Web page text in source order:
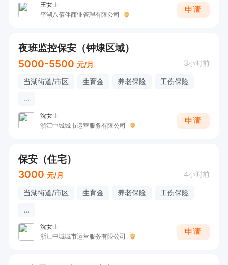
王女士
平湖八佰伴商业管理有限公司
申请
夜班监控保安（钟埭区域）
5000-5500 元/月 3小时前
当湖街道/市区 生育金 养老保险
工伤保险
...
沈女士
浙江中城城市运营服务有限公司
申请
保安（住宅）
3000 元/月 4小时前
当湖街道/市区 生育金 养老保险
工伤保险
...
沈女士
浙江中城城市运营服务有限公司
申请